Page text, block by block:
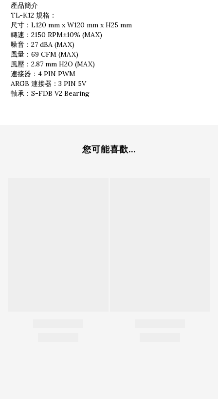
產品簡介
TL-K12 規格：
尺寸：L120 mm x W120 mm x H25 mm
轉速：2150 RPM±10% (MAX)
噪音：27 dBA (MAX)
風量：69 CFM (MAX)
風壓：2.87 mm H2O (MAX)
連接器：4 PIN PWM
ARGB 連接器：3 PIN 5V
軸承：S-FDB V2 Bearing
您可能喜歡...